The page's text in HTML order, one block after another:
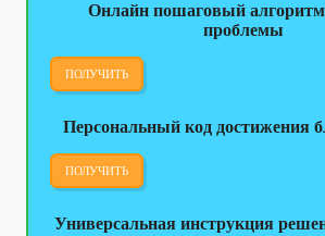
Онлайн пошаговый
проблемы
ПОЛУЧИТЬ
Персональный код достижения
ПОЛУЧИТЬ
Универсальная инструкция